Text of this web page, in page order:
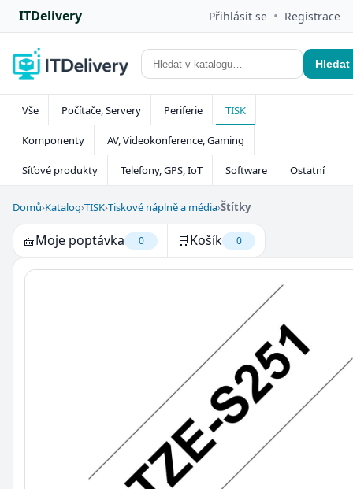
ITDelivery Přihlásit se • Registrace
Hledat
Vše Počítače, Servery Periferie TISK
Komponenty AV, Videokonference, Gaming
Síťové produkty Telefony, GPS, IoT Software Ostatní
Domů›Katalog›TISK›Tiskové náplně a média›Štítky
🧺Moje poptávka 0 🛒Košík 0